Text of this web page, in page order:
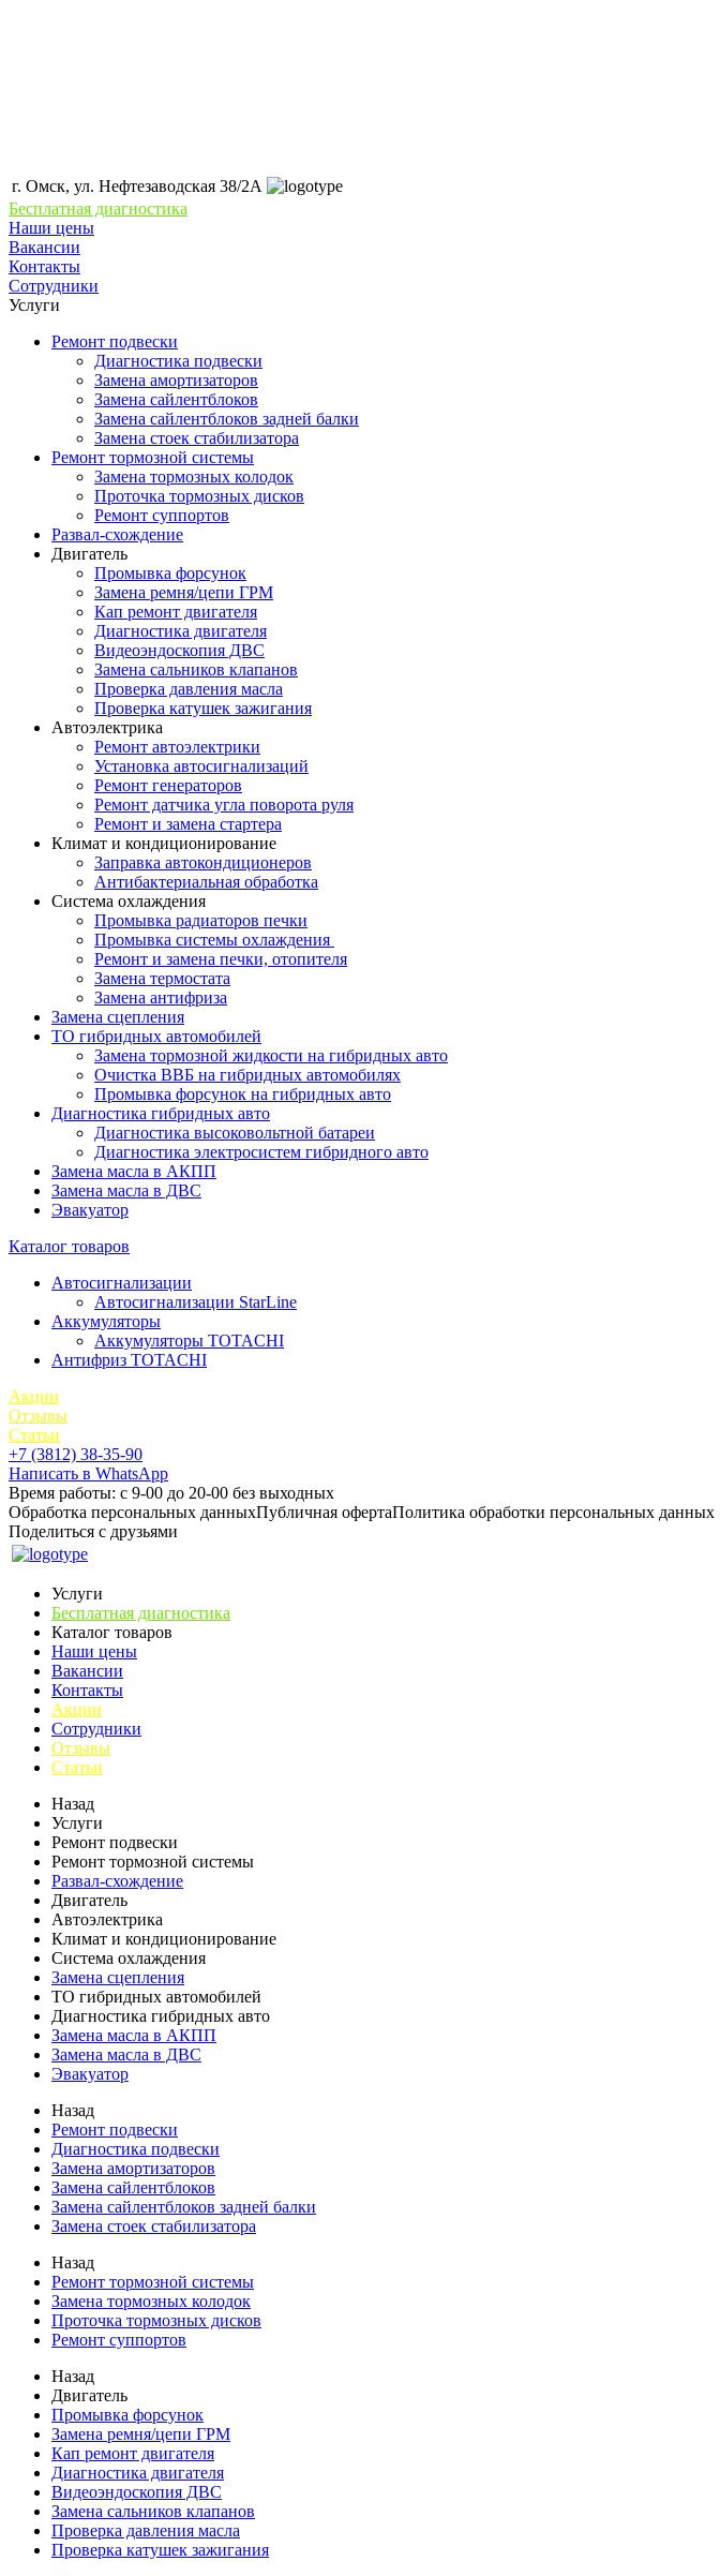
г. Омск, ул. Нефтезаводская 38/2А
Бесплатная диагностика
Наши цены
Вакансии
Контакты
Сотрудники
Услуги
Ремонт подвески
Диагностика подвески
Замена амортизаторов
Замена сайлентблоков
Замена сайлентблоков задней балки
Замена стоек стабилизатора
Ремонт тормозной системы
Замена тормозных колодок
Проточка тормозных дисков
Ремонт суппортов
Развал-схождение
Двигатель
Промывка форсунок
Замена ремня/цепи ГРМ
Кап ремонт двигателя
Диагностика двигателя
Видеоэндоскопия ДВС
Замена сальников клапанов
Проверка давления масла
Проверка катушек зажигания
Автоэлектрика
Ремонт автоэлектрики
Установка автосигнализаций
Ремонт генераторов
Ремонт датчика угла поворота руля
Ремонт и замена стартера
Климат и кондиционирование
Заправка автокондиционеров
Антибактериальная обработка
Система охлаждения
Промывка радиаторов печки
Промывка системы охлаждения
Ремонт и замена печки, отопителя
Замена термостата
Замена антифриза
Замена сцепления
ТО гибридных автомобилей
Замена тормозной жидкости на гибридных авто
Очистка ВВБ на гибридных автомобилях
Промывка форсунок на гибридных авто
Диагностика гибридных авто
Диагностика высоковольтной батареи
Диагностика электросистем гибридного авто
Замена масла в АКПП
Замена масла в ДВС
Эвакуатор
Каталог товаров
Автосигнализации
Автосигнализации StarLine
Аккумуляторы
Аккумуляторы TOTACHI
Антифриз TOTACHI
Акции
Отзывы
Статьи
+7 (3812) 38-35-90
Написать в WhatsApp
Время работы: с 9-00 до 20-00 без выходных
Обработка персональных данныхПубличная офертаПолитика обработки персональных данных
Поделиться с друзьями
Услуги
Бесплатная диагностика
Каталог товаров
Наши цены
Вакансии
Контакты
Акции
Сотрудники
Отзывы
Статьи
Назад
Услуги
Ремонт подвески
Ремонт тормозной системы
Развал-схождение
Двигатель
Автоэлектрика
Климат и кондиционирование
Система охлаждения
Замена сцепления
ТО гибридных автомобилей
Диагностика гибридных авто
Замена масла в АКПП
Замена масла в ДВС
Эвакуатор
Назад
Ремонт подвески
Диагностика подвески
Замена амортизаторов
Замена сайлентблоков
Замена сайлентблоков задней балки
Замена стоек стабилизатора
Назад
Ремонт тормозной системы
Замена тормозных колодок
Проточка тормозных дисков
Ремонт суппортов
Назад
Двигатель
Промывка форсунок
Замена ремня/цепи ГРМ
Кап ремонт двигателя
Диагностика двигателя
Видеоэндоскопия ДВС
Замена сальников клапанов
Проверка давления масла
Проверка катушек зажигания